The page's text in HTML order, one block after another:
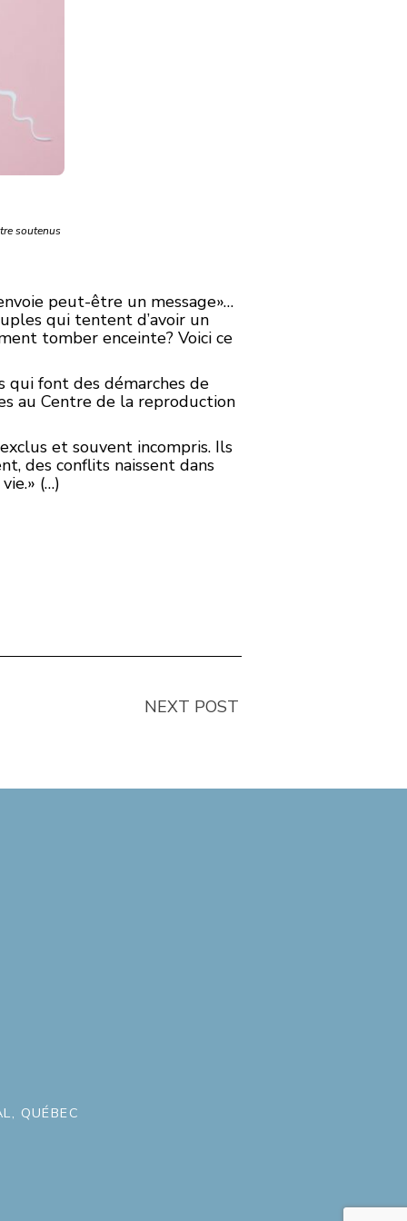
soutenus
peut-être un message»…
qui tentent d’avoir un
tomber enceinte? Voici ce
qui font des démarches de
au Centre de la reproduction
et souvent incompris. Ils
des conflits naissent dans
(…)
NEXT POST
QUÉBEC